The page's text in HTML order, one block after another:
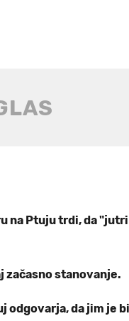
na Ptuju trdi, da
začasno stanovanje.
odgovarja, da jim je